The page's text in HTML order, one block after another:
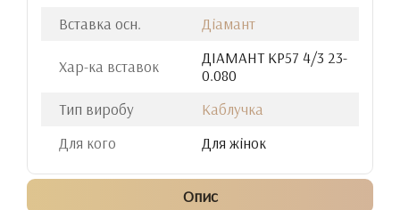
Вставка осн. Діамант
Хар-ка вставок
ДIАМАНТ КР57 4/3 23-
0.080
Тип виробу
Каблучка
Для кого
Для жінок
Опис